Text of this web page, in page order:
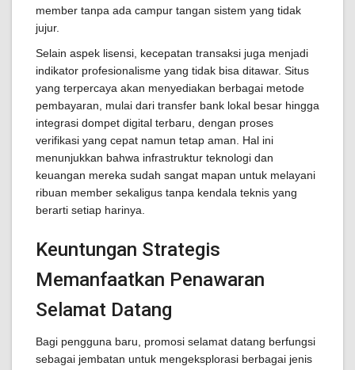
member tanpa ada campur tangan sistem yang tidak
jujur.
Selain aspek lisensi, kecepatan transaksi juga menjadi
indikator profesionalisme yang tidak bisa ditawar. Situs
yang terpercaya akan menyediakan berbagai metode
pembayaran, mulai dari transfer bank lokal besar hingga
integrasi dompet digital terbaru, dengan proses
verifikasi yang cepat namun tetap aman. Hal ini
menunjukkan bahwa infrastruktur teknologi dan
keuangan mereka sudah sangat mapan untuk melayani
ribuan member sekaligus tanpa kendala teknis yang
berarti setiap harinya.
Keuntungan Strategis
Memanfaatkan Penawaran
Selamat Datang
Bagi pengguna baru, promosi selamat datang berfungsi
sebagai jembatan untuk mengeksplorasi berbagai jenis